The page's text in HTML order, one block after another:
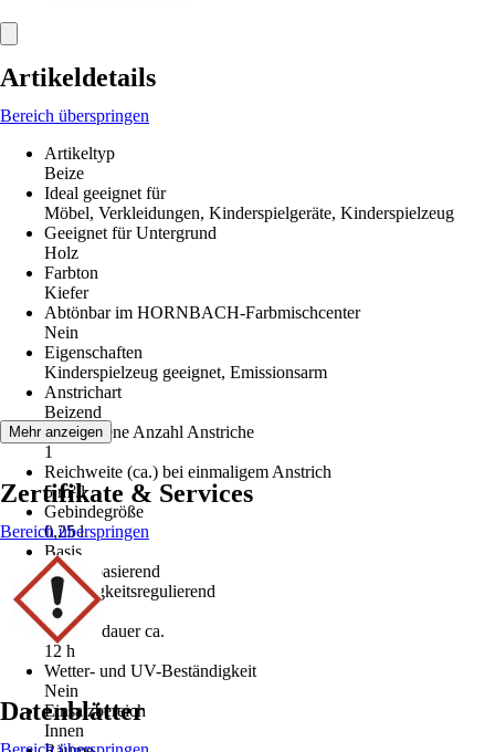
Artikeldetails
Bereich überspringen
Artikeltyp
Beize
Ideal geeignet für
Möbel, Verkleidungen, Kinderspielgeräte, Kinderspielzeug
Geeignet für Untergrund
Holz
Farbton
Kiefer
Abtönbar im HORNBACH-Farbmischcenter
Nein
Eigenschaften
Kinderspielzeug geeignet, Emissionsarm
Anstrichart
Beizend
Empfohlene Anzahl Anstriche
1
Reichweite (ca.) bei einmaligem Anstrich
5 m²/l
Gebindegröße
0,25 l
Basis
Wasserbasierend
Feuchtigkeitsregulierend
Nein
Trockendauer ca.
12 h
Wetter- und UV-Beständigkeit
Nein
Einsatzbereich
Innen
Mehr anzeigen
Zertifikate & Services
Bereich überspringen
Datenblätter